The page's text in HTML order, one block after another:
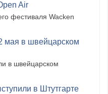
Air
фестиваля Wacken
мая в швейцарском
в швейцарском
в Штутгарте